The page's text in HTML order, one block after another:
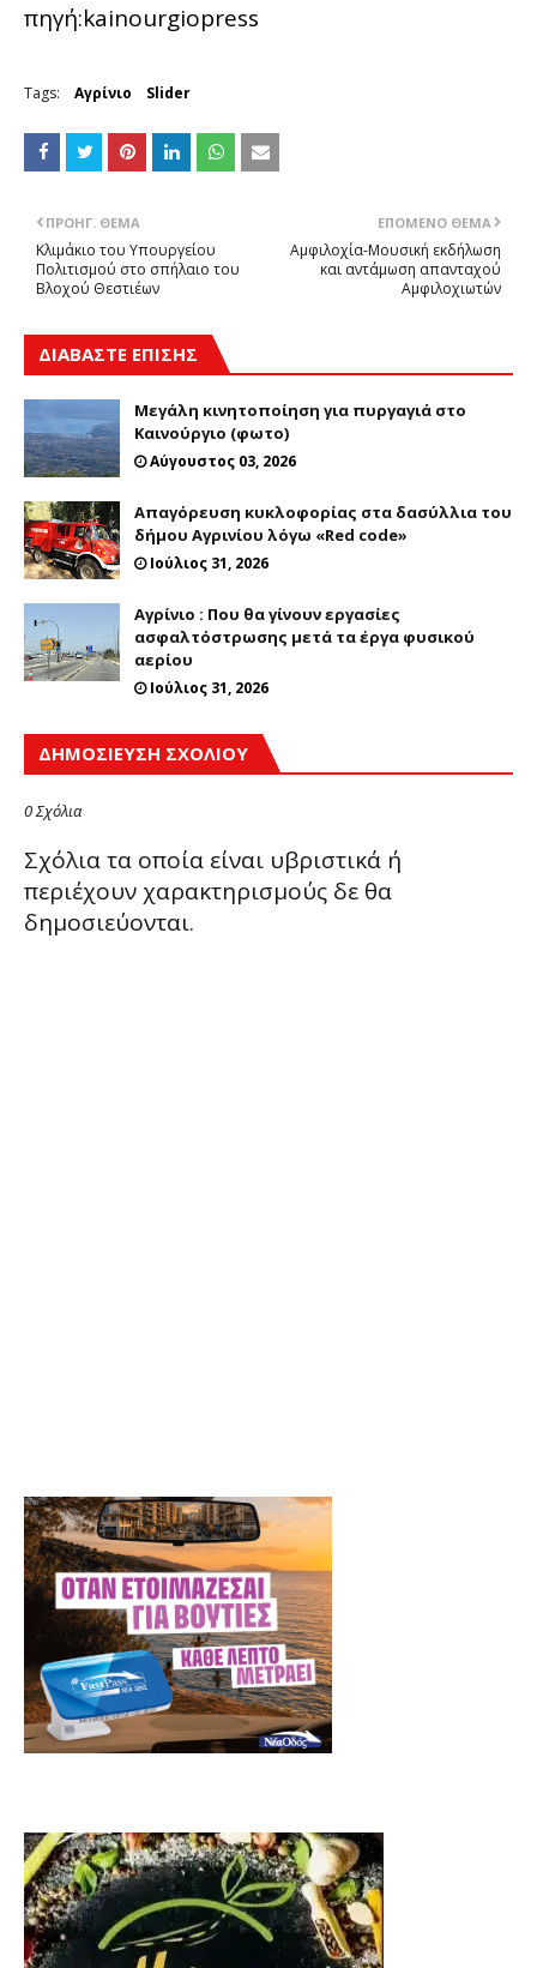
πηγή:kainourgiopress
Tags: Αγρίνιο Slider
ΕΠΌΜΕΝΟ ΘΈΜΑ
Αμφιλοχία-Μουσική εκδήλωση
και αντάμωση απανταχού
Αμφιλοχιωτών
ΠΡΟΗΓ. ΘΈΜΑ
Κλιμάκιο του Υπουργείου
Πολιτισμού στο σπήλαιο του
Βλοχού Θεστιέων
ΔΙΑΒΑΣΤΕ ΕΠΙΣΗΣ
Μεγάλη κινητοποίηση για πυργαγιά στο
Καινούργιο (φωτο)
Αύγουστος 03, 2026
Απαγόρευση κυκλοφορίας στα δασύλλια του
δήμου Αγρινίου λόγω «Red code»
Ιούλιος 31, 2026
Αγρίνιο : Που θα γίνουν εργασίες
ασφαλτόστρωσης μετά τα έργα φυσικού
αερίου
Ιούλιος 31, 2026
ΔΗΜΟΣΊΕΥΣΗ ΣΧΟΛΊΟΥ
0 Σχόλια
Σχόλια τα οποία είναι υβριστικά ή
περιέχουν χαρακτηρισμούς δε θα
δημοσιεύονται.